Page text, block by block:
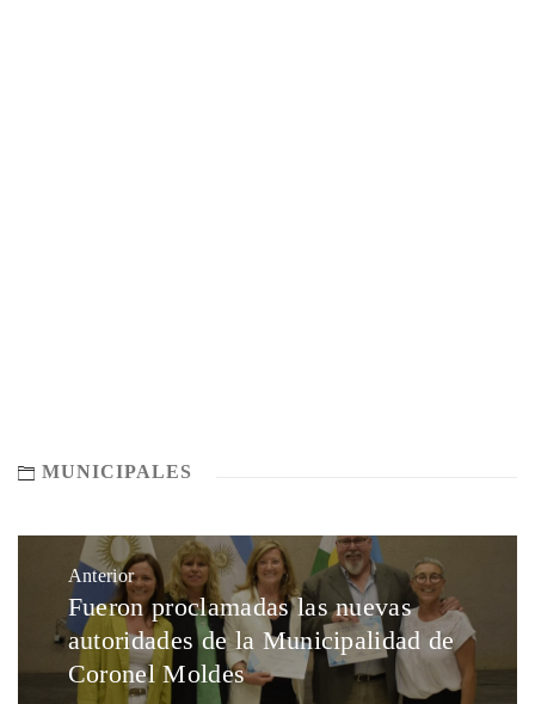
MUNICIPALES
Anterior
Fueron proclamadas las nuevas
autoridades de la Municipalidad de
Coronel Moldes